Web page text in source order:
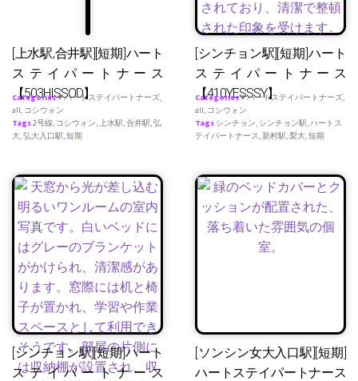
[上水駅,合井駅][短期]ハート
ステイパートナース
【503HISSOD】
Categories♥ ハートステイパートナーズ,
all, コシウォン
Tags2号線, コシウォン, 上水駅,合井駅,弘
大,弘大入口駅,短期
[シンチョン駅][短期]ハート
ステイパートナース
【410YESSSY】
Categories♥ ハートステイパートナーズ,
all, コシウォン
Tags シンチョン, シンチョン駅,ハートス
テイパートナース,新村駅,梨大,短期
[シンチョン駅][短期]ハート
ステイパートナース
[ソンシン女大入口駅][短期]
ハートステイパートナース